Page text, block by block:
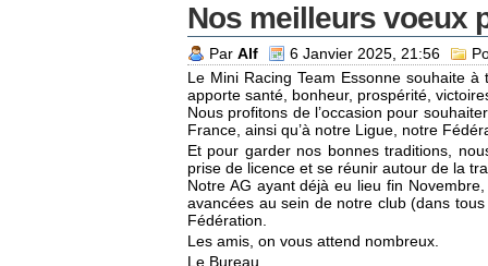
Nos meilleurs voeux
Par Alf 6 Janvier 2025, 21:56
Le Mini Racing Team Essonne souhaite
apporte santé, bonheur, prospérité,
Nous profitons de l’occasion pour
France, ainsi qu’à notre Ligue, notre
Et pour garder nos bonnes traditions,
prise de licence et se réunir autour de la
Notre AG ayant déjà eu lieu fin
avancées au sein de notre club (dans
Fédération.
Les amis, on vous attend nombreux.
Le Bureau